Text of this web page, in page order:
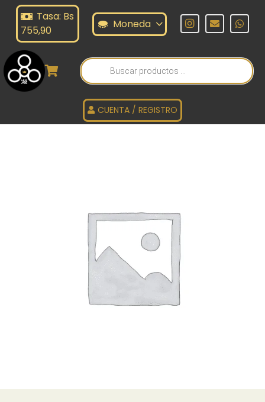
Tasa: Bs
755,90
Moneda
Búsqueda
de
productos
CUENTA / REGISTRO